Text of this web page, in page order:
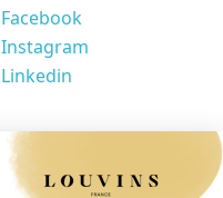
Facebook
Instagram
Linkedin